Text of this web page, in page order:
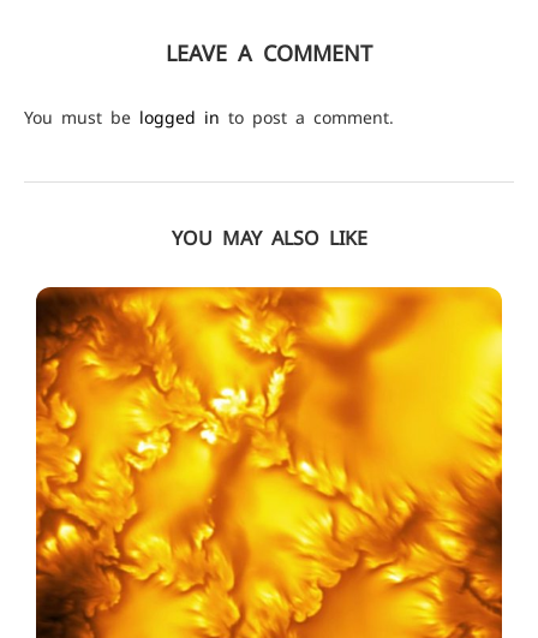
LEAVE A COMMENT
You must be logged in to post a comment.
YOU MAY ALSO LIKE